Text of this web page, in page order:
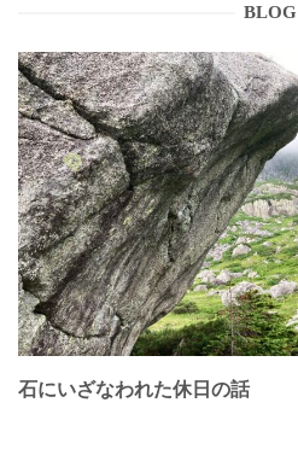
BLOG
石にいざなわれた休日の話